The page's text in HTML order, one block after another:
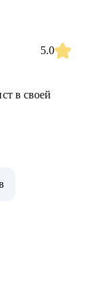
5.0
в своей